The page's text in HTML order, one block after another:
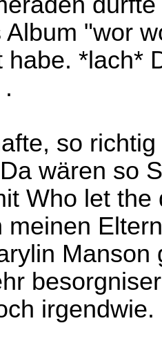
Album "wor
habe. *lach*
so
wären so
Who let
meinen
irgendwie.